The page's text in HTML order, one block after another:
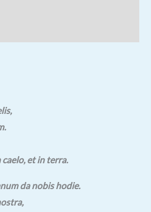
caelo, et in terra.
da nobis hodie.